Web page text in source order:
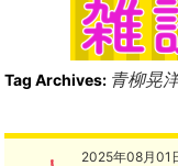
Tag Archives: 青柳晃
2025年08月01